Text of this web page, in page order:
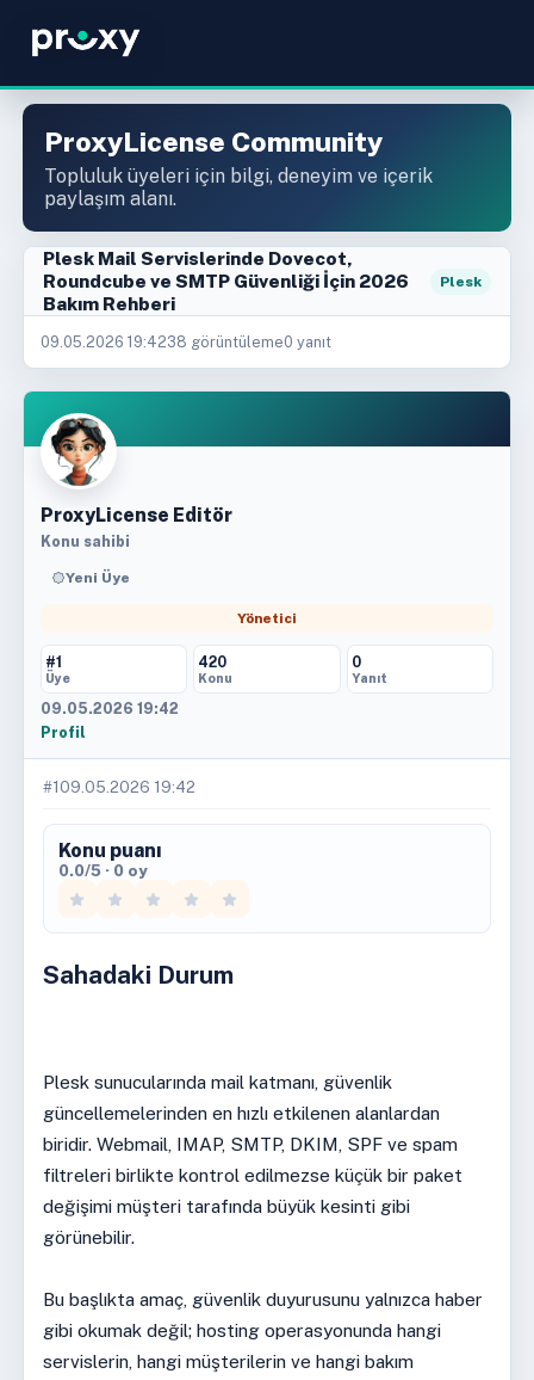
ProxyLicense Community
Topluluk üyeleri için bilgi, deneyim ve içerik
paylaşım alanı.
Plesk Mail Servislerinde Dovecot,
Roundcube ve SMTP Güvenliği İçin 2026
Bakım Rehberi
Plesk
09.05.2026 19:4238 görüntüleme0 yanıt
ProxyLicense Editör
Konu sahibi
Yeni Üye
Yönetici
#1
Üye
420
Konu
0
Yanıt
09.05.2026 19:42
Profil
#1 09.05.2026 19:42
Konu puanı
0.0/5 · 0 oy
Sahadaki Durum
Plesk sunucularında mail katmanı, güvenlik
güncellemelerinden en hızlı etkilenen alanlardan
biridir. Webmail, IMAP, SMTP, DKIM, SPF ve spam
filtreleri birlikte kontrol edilmezse küçük bir paket
değişimi müşteri tarafında büyük kesinti gibi
görünebilir.
Bu başlıkta amaç, güvenlik duyurusunu yalnızca haber
gibi okumak değil; hosting operasyonunda hangi
servislerin, hangi müşterilerin ve hangi bakım